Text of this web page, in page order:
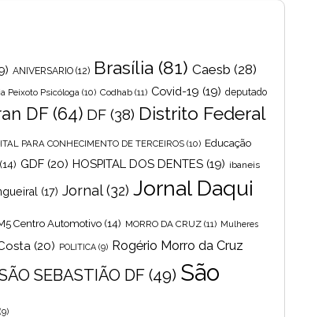
ANIVERSARIO (12) Brasília (81) Caesb (28)
Peixoto Psicóloga (10) Codhab (11) Covid-19 (19) deputado
DF(64) DF (38) Distrito Federal
PARA CONHECIMENTO DE TERCEIROS (10) Educação
(14) GDF (20) HOSPITAL DOS DENTES (19) ibaneis
(17) Jornal(32) Jornal Daqui
Centro Automotivo (14) MORRO DA CRUZ (11) Mulheres
(20) POLITICA (9) Rogério Morro da Cruz
SEBASTIÃO DF (49) São
(9)